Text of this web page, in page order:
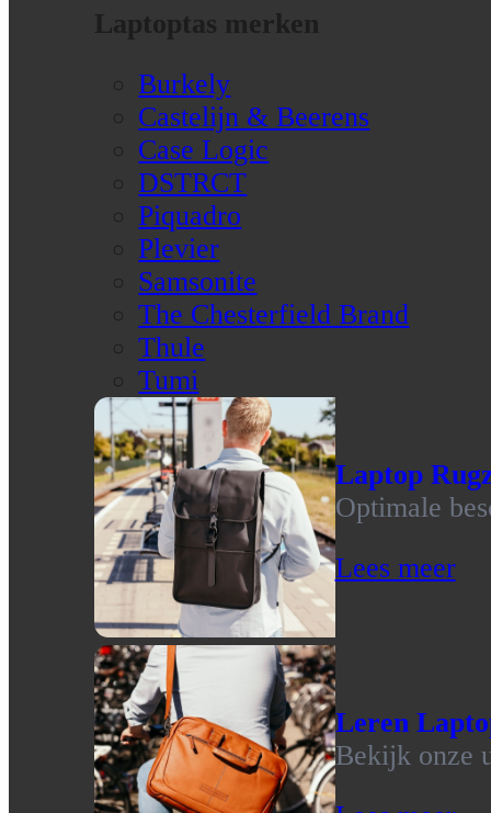
Laptoptas merken
Burkely
Castelijn & Beerens
Case Logic
DSTRCT
Piquadro
Plevier
Samsonite
The Chesterfield Brand
Thule
Tumi
Laptop
Optimale
Lees meer
Leren
Bekijk onze